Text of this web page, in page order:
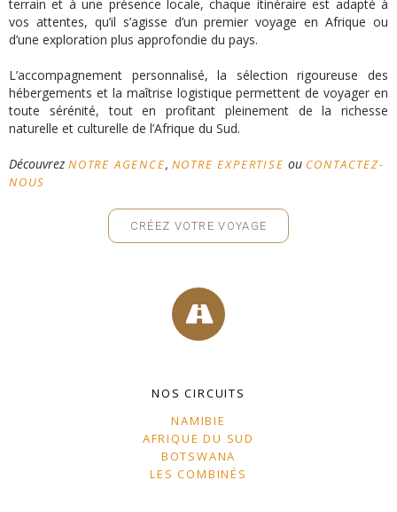
terrain et à une présence locale, chaque itinéraire est adapté à
vos attentes, qu’il s’agisse d’un premier voyage en Afrique ou
d’une exploration plus approfondie du pays.
L’accompagnement personnalisé, la sélection rigoureuse des
hébergements et la maîtrise logistique permettent de voyager en
toute sérénité, tout en profitant pleinement de la richesse
naturelle et culturelle de l’Afrique du Sud.
Découvrez NOTRE AGENCE, NOTRE EXPERTISE ou CONTACTEZ-
NOUS
CRÉEZ VOTRE VOYAGE
NOS CIRCUITS
NAMIBIE
AFRIQUE DU SUD
BOTSWANA
LES COMBINÉS